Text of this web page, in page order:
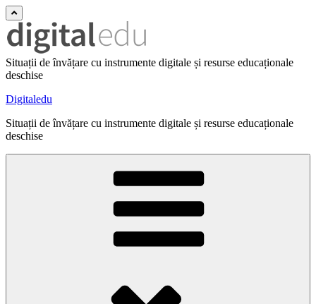
Situații de învățare cu instrumente digitale și resurse educaționale
deschise
Digitaledu
Situații de învățare cu instrumente digitale și resurse educaționale
deschise